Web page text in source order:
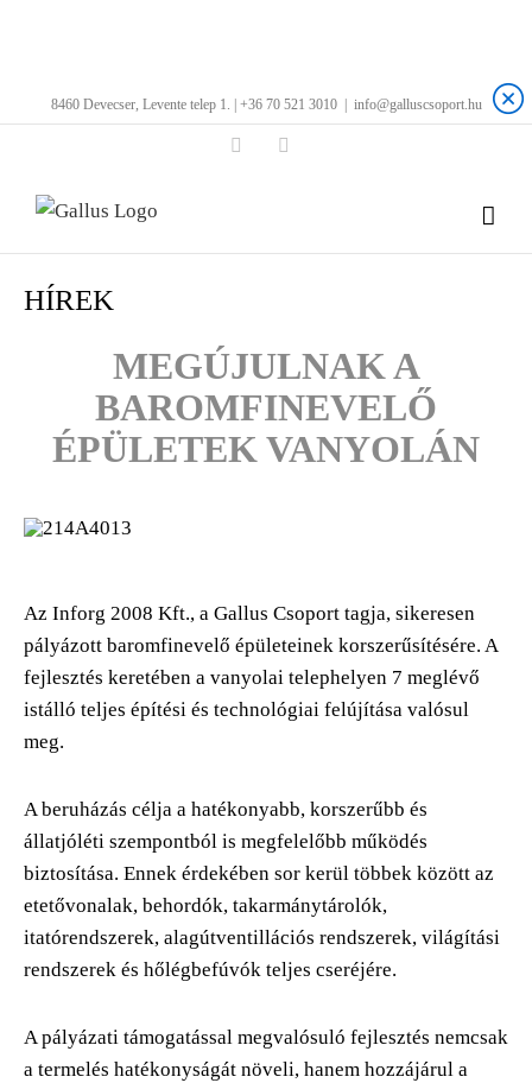
8460 Devecser, Levente telep 1. | +36 70 521 3010 info@galluscsoport.hu
Facebook
HÍREK
MEGÚJULNAK A
BAROMFINEVELŐ
ÉPÜLETEK VANYOLÁN
Az Inforg 2008 Kft., a Gallus Csoport tagja, sikeresen
pályázott baromfinevelő épületeinek korszerűsítésére. A
fejlesztés keretében a vanyolai telephelyen 7 meglévő
istálló teljes építési és technológiai felújítása valósul
meg.
A beruházás célja a hatékonyabb, korszerűbb és
állatjóléti szempontból is megfelelőbb működés
biztosítása. Ennek érdekében sor kerül többek között az
etetővonalak, behordók, takarmánytárolók,
itatórendszerek, alagútventillációs rendszerek, világítási
rendszerek és hőlégbefúvók teljes cseréjére.
A pályázati támogatással megvalósuló fejlesztés nemcsak
a termelés hatékonyságát növeli, hanem hozzájárul a